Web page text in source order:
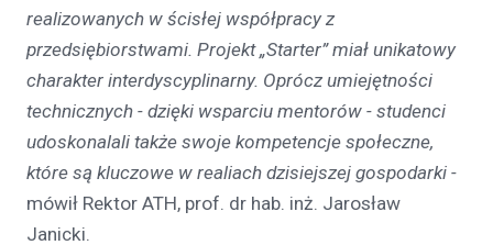
realizowanych w ścisłej współpracy z
przedsiębiorstwami. Projekt „Starter” miał unikatowy
charakter interdyscyplinarny. Oprócz umiejętności
technicznych - dzięki wsparciu mentorów - studenci
udoskonalali także swoje kompetencje społeczne,
które są kluczowe w realiach dzisiejszej gospodarki -
mówił Rektor ATH, prof. dr hab. inż. Jarosław
Janicki.